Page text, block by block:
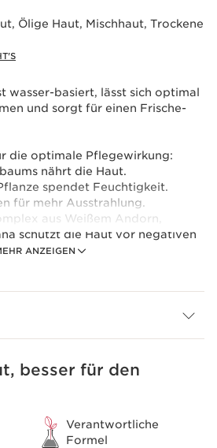
ANZEIGEN
Ölige Haut, Mischhaut, Trockene
wasser-basiert, lässt sich optimal
und sorgt für einen Frische-
die optimale Pflegewirkung:
nährt die Haut.
spendet Feuchtigkeit.
für mehr Ausstrahlung.
aus Weißem Andorn,
schützt die Haut vor negativen
eine jugendliche, strahlend schöne
besser für den
Verantwortliche
Formel